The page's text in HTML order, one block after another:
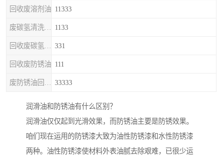
回收废溶剂油 11333
1133
331
回收废防锈油 111
33333
润滑油和防锈油有什么区别？
润滑油仅仅起到光滑效果，而防锈油主要是防锈效果。
咱们现在运用的防锈漆大致为油性防锈漆和水性防锈漆
两种。油性防锈漆使材料外表油腻去除艰难，已很少运